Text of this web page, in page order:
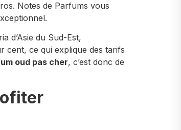
Notes de Parfums vous
d’Asie du Sud-Est,
cent, ce qui explique des tarifs
oud pas cher, c’est donc de